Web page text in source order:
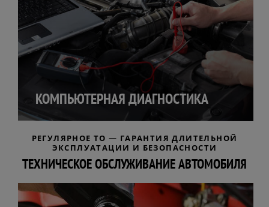
КОМПЬЮТЕРНАЯ ДИАГНОСТИКА
РЕГУЛЯРНОЕ ТО — ГАРАНТИЯ ДЛИТЕЛЬНОЙ
ЭКСПЛУАТАЦИИ И БЕЗОПАСНОСТИ
ТЕХНИЧЕСКОЕ ОБСЛУЖИВАНИЕ АВТОМОБИЛЯ